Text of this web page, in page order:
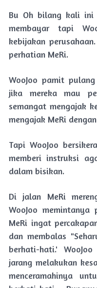
Bu Oh bilang kali ini
membayar tapi
kebijakan
perhatian MeRi.
WooJoo pamit
jika mereka mau
semangat mengajak
mengajak MeRi
Tapi WooJoo
memberi instruksi
dalam bisikan.
Di jalan MeRi
WooJoo
MeRi ingat
dan membalas
berhati-hati.'
jarang melakukan
menceramahinya